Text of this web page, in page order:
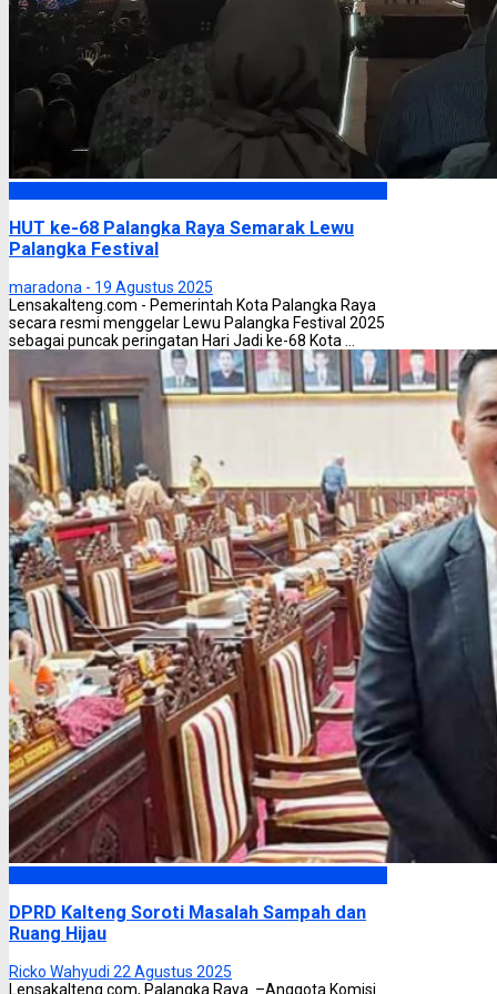
HUT ke-68 Palangka Raya Semarak Lewu
Palangka Festival
maradona - 19 Agustus 2025
Lensakalteng.com - Pemerintah Kota Palangka Raya
secara resmi menggelar Lewu Palangka Festival 2025
sebagai puncak peringatan Hari Jadi ke-68 Kota ...
DPRD Kalteng Soroti Masalah Sampah dan
Ruang Hijau
Ricko Wahyudi 22 Agustus 2025
Lensakalteng.com, Palangka Raya –Anggota Komisi